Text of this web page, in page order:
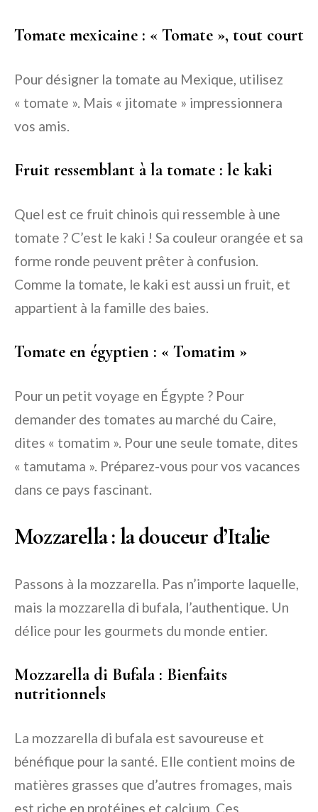
Tomate mexicaine : « Tomate », tout court
Pour désigner la tomate au Mexique, utilisez
« tomate ». Mais « jitomate » impressionnera
vos amis.
Fruit ressemblant à la tomate : le kaki
Quel est ce fruit chinois qui ressemble à une
tomate ? C’est le kaki ! Sa couleur orangée et sa
forme ronde peuvent prêter à confusion.
Comme la tomate, le kaki est aussi un fruit, et
appartient à la famille des baies.
Tomate en égyptien : « Tomatim »
Pour un petit voyage en Égypte ? Pour
demander des tomates au marché du Caire,
dites « tomatim ». Pour une seule tomate, dites
« tamutama ». Préparez-vous pour vos vacances
dans ce pays fascinant.
Mozzarella : la douceur d’Italie
Passons à la mozzarella. Pas n’importe laquelle,
mais la mozzarella di bufala, l’authentique. Un
délice pour les gourmets du monde entier.
Mozzarella di Bufala : Bienfaits
nutritionnels
La mozzarella di bufala est savoureuse et
bénéfique pour la santé. Elle contient moins de
matières grasses que d’autres fromages, mais
est riche en protéines et calcium. Ces